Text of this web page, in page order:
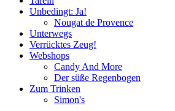
Unbedingt: Ja!
Nougat de Provence
Unterwegs
Verrücktes Zeug!
Webshops
Candy And More
Der süße Regenbogen
Zum Trinken
Simon's